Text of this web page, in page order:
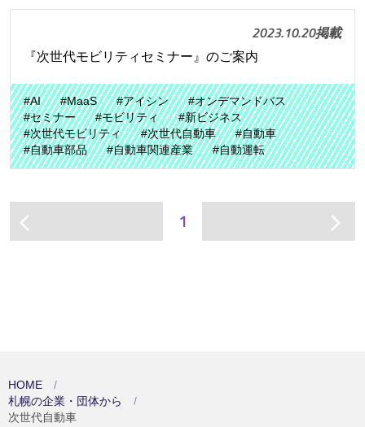
2023.10.20掲載
『次世代モビリティセミナー』のご案内
#AI #MaaS #アイシン
#オンデマンドバス
#セミナー
#モビリティ
#新ビジネス
#次世代モビリティ
#次世代自動車
#自動車
#自動車部品
#自動車関連産業 #自動運転
arrow_back_ios 1 arrow_forward_ios
HOME
札幌の企業・団体から
次世代自動車